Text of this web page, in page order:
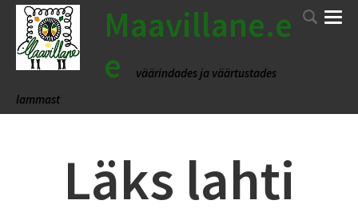
Maavillane.e
e
väärindades ja väärtustades
lammast
Läks lahti